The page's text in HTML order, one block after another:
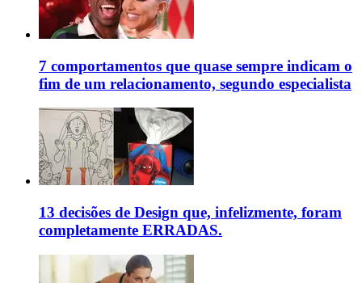
7 comportamentos que quase sempre indicam o
fim de um relacionamento, segundo especialista
13 decisões de Design que, infelizmente, foram
completamente ERRADAS.